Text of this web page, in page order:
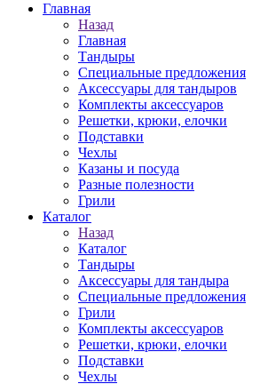
Главная
Назад
Главная
Тандыры
Специальные предложения
Аксессуары для тандыров
Комплекты аксессуаров
Решетки, крюки, елочки
Подставки
Чехлы
Казаны и посуда
Разные полезности
Грили
Каталог
Назад
Каталог
Тандыры
Аксессуары для тандыра
Специальные предложения
Грили
Комплекты аксессуаров
Решетки, крюки, елочки
Подставки
Чехлы